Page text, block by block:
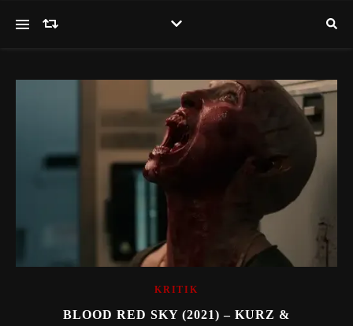
KRITIK
BLOOD RED SKY (2021) – KURZ &